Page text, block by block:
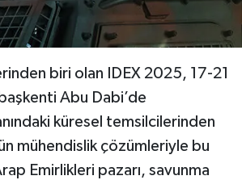
biri olan IDEX 2025, 17-21
Abu Dabi’de
küresel temsilcilerinden
mühendislik çözümleriyle bu
Emirlikleri pazarı, savunma